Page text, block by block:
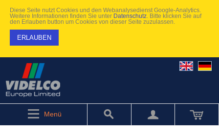
Diese Seite nutzt Cookies und den Webanalysedienst Google-Analytics.
Weitere Informationen finden Sie unter Datenschutz . Bitte klicken Sie auf
den Erlauben button um Cookies von dieser Seite zuzulassen.
ERLAUBEN
Menü